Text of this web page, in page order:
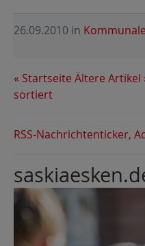
26.09.2010 in
« Startseite Ältere Artikel
sortiert
RSS-Nachrichtenticker,